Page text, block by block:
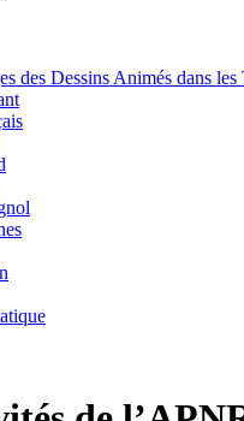
des Dessins Animés dans les